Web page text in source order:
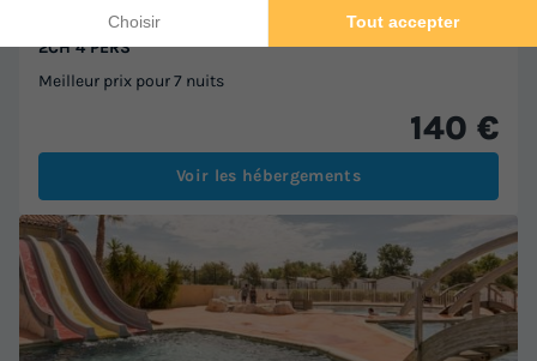
HÉBERGEMENT INSOLITE 4 personnes - SANS SANITAIRE
2CH 4 PERS
Meilleur prix pour 7 nuits
140 €
Voir les hébergements